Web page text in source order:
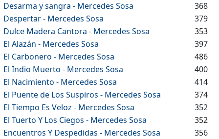
Desarma y sangra - Mercedes Sosa
368
Despertar - Mercedes Sosa
379
Dulce Madera Cantora - Mercedes Sosa
353
El Alazán - Mercedes Sosa
397
El Carbonero - Mercedes Sosa
486
El Indio Muerto - Mercedes Sosa
400
El Nacimiento - Mercedes Sosa
414
El Puente de Los Suspiros - Mercedes Sosa
374
El Tiempo Es Veloz - Mercedes Sosa
352
El Tuerto Y Los Ciegos - Mercedes Sosa
352
Encuentros Y Despedidas - Mercedes Sosa
356